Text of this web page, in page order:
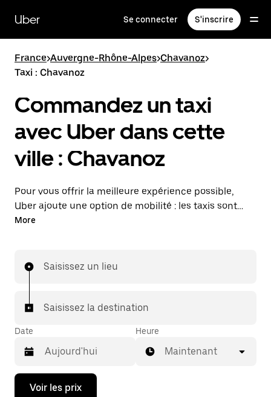
contenu
principal
Uber Se connecter S'inscrire
France>Auvergne-Rhône-Alpes>Chavanoz>
Taxi : Chavanoz
Commandez un taxi
avec Uber dans cette
ville : Chavanoz
Pour vous offrir la meilleure expérience possible,
Uber ajoute une option de mobilité : les taxis sont
maintenant disponibles dans l'application. Uber Taxi :
More
Saisissez un lieu
Saisissez la destination
Date
Appuyez
Heure
Maintenant
Voir les prix